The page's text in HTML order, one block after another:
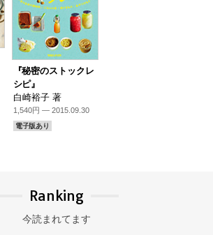
『秘密のストックレ
シピ』
白崎裕子 著
1,540円 — 2015.09.30
電子版あり
Ranking
今読まれてます